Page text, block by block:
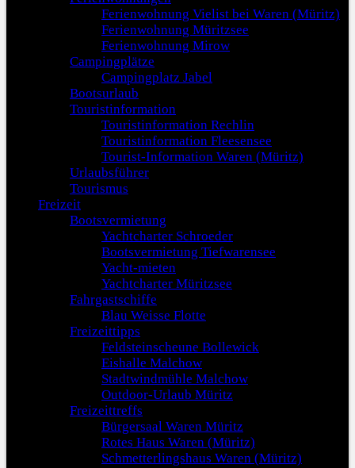
Ferienwohnung Vielist bei Waren (Müritz)
Ferienwohnung Müritzsee
Ferienwohnung Mirow
Campingplätze
Campingplatz Jabel
Bootsurlaub
Touristinformation
Touristinformation Rechlin
Touristinformation Fleesensee
Tourist-Information Waren (Müritz)
Urlaubsführer
Tourismus
Freizeit
Bootsvermietung
Yachtcharter Schroeder
Bootsvermietung Tiefwarensee
Yacht-mieten
Yachtcharter Müritzsee
Fahrgastschiffe
Blau Weisse Flotte
Freizeittipps
Feldsteinscheune Bollewick
Eishalle Malchow
Stadtwindmühle Malchow
Outdoor-Urlaub Müritz
Freizeittreffs
Bürgersaal Waren Müritz
Rotes Haus Waren (Müritz)
Schmetterlingshaus Waren (Müritz)